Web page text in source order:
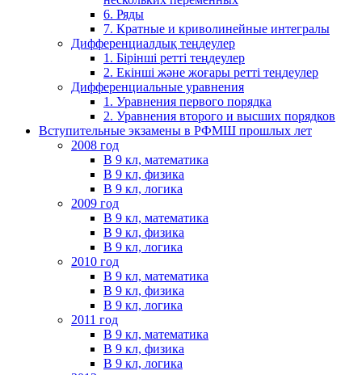
6. Ряды
7. Кратные и криволинейные интегралы
Дифференциалдық теңдеулер
1. Бірінші ретті теңдеулер
2. Екінші және жоғары ретті теңдеулер
Дифференциальные уравнения
1. Уравнения первого порядка
2. Уравнения второго и высших порядков
Вступительные экзамены в РФМШ прошлых лет
2008 год
В 9 кл, математика
В 9 кл, физика
В 9 кл, логика
2009 год
В 9 кл, математика
В 9 кл, физика
В 9 кл, логика
2010 год
В 9 кл, математика
В 9 кл, физика
В 9 кл, логика
2011 год
В 9 кл, математика
В 9 кл, физика
В 9 кл, логика